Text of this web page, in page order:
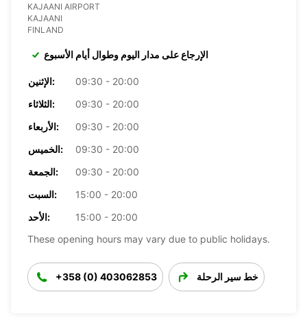
KAJAANI AIRPORT
KAJAANI
FINLAND
الإرجاع على مدار اليوم وطوال أيام الأسبوع
الإثنين:
09:30 - 20:00
الثلاثاء:
09:30 - 20:00
الأربعاء:
09:30 - 20:00
الخميس:
09:30 - 20:00
الجمعة:
09:30 - 20:00
السبت:
15:00 - 20:00
الأحد:
15:00 - 20:00
These opening hours may vary due to public holidays.
+358 (0) 403062853 خط سير الرحلة